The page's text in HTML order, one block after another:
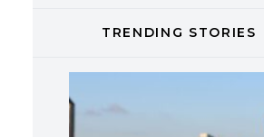
LABEL.M lancia la sua
DAVINES
TRENDING STORIES